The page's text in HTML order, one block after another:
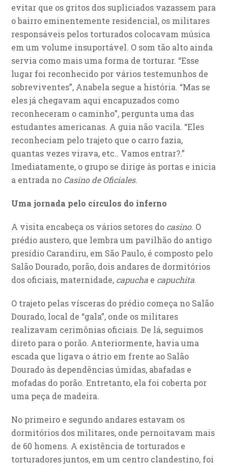
evitar que os gritos dos supliciados vazassem para
o bairro eminentemente residencial, os militares
responsáveis pelos torturados colocavam música
em um volume insuportável. O som tão alto ainda
servia como mais uma forma de torturar. “Esse
lugar foi reconhecido por vários testemunhos de
sobreviventes”, Anabela segue a história. “Mas se
eles já chegavam aqui encapuzados como
reconheceram o caminho”, pergunta uma das
estudantes americanas. A guia não vacila. “Eles
reconheciam pelo trajeto que o carro fazia,
quantas vezes virava, etc.. Vamos entrar?.”
Imediatamente, o grupo se dirige às portas e inicia
a entrada no Casino de Oficiales.
Uma jornada pelo círculos do inferno
A visita encabeça os vários setores do casino. O
prédio austero, que lembra um pavilhão do antigo
presídio Carandiru, em São Paulo, é composto pelo
Salão Dourado, porão, dois andares de dormitórios
dos oficiais, maternidade, capucha e capuchita.
O trajeto pelas vísceras do prédio começa no Salão
Dourado, local de “gala”, onde os militares
realizavam cerimônias oficiais. De lá, seguimos
direto para o porão. Anteriormente, havia uma
escada que ligava o átrio em frente ao Salão
Dourado às dependências úmidas, abafadas e
mofadas do porão. Entretanto, ela foi coberta por
uma peça de madeira.
No primeiro e segundo andares estavam os
dormitórios dos militares, onde pernoitavam mais
de 60 homens. A existência de torturados e
torturadores juntos, em um centro clandestino, foi